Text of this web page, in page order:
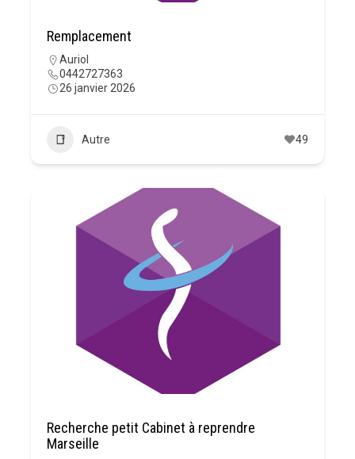
Remplacement
Auriol
0442727363
26 janvier 2026
Autre 49
Recherche petit Cabinet à reprendre
Marseille